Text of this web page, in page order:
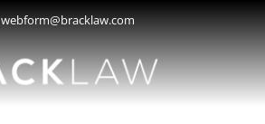
webform@bracklaw.com